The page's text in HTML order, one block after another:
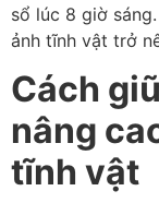
sổ lúc 8 giờ
ảnh tĩnh vật trở
Cách
nâng
tĩnh vật